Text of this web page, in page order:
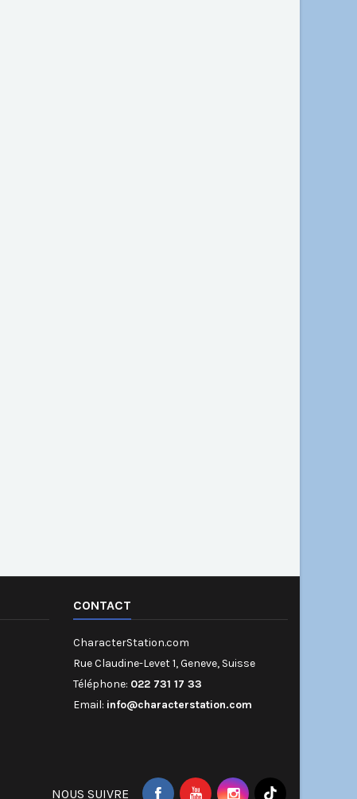
CONTACT
CharacterStation.com
Rue Claudine-Levet 1, Geneve, Suisse
Téléphone: 022 731 17 33
Email: info@characterstation.com
NOUS SUIVRE